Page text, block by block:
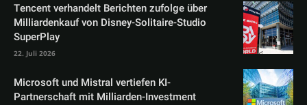
Tencent verhandelt Berichten zufolge über
Milliardenkauf von Disney-Solitaire-Studio
SuperPlay
22. Juli 2026
Microsoft und Mistral vertiefen KI-
Partnerschaft mit Milliarden-Investment